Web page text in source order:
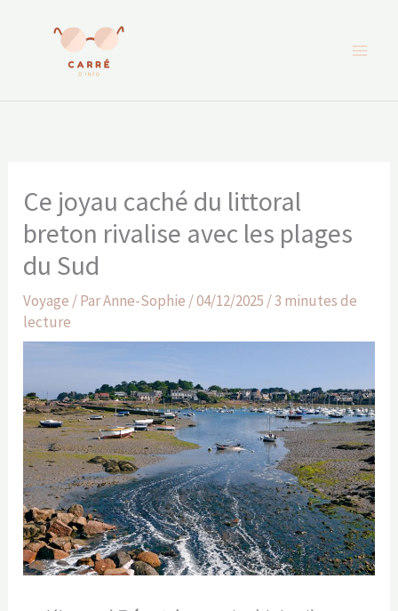
Ce joyau caché du littoral
breton rivalise avec les plages
du Sud
Voyage / ParAnne-Sophie /04/12/2025 /3 minutes de
lecture